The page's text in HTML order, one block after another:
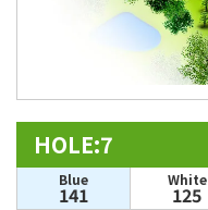
HOLE:7
Blue
141
White
125